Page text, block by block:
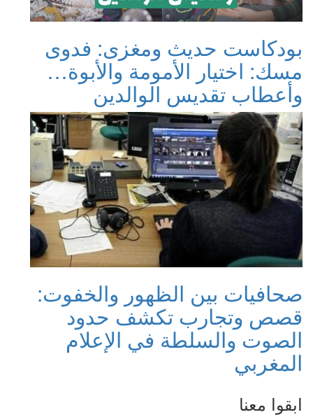
بودكاست حديث ومغزى: فدوى
مسك: اختيار الأمومة والأبوة…
وأعطاب تقديس الوالدين
صحافيات بين الظهور والخفوت:
قصص وتجارب تكشف حدود
الصوت والسلطة في الإعلام
المغربي
ابقوا معنا